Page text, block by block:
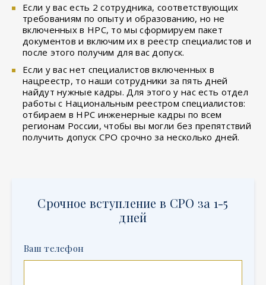
Если у вас есть 2 сотрудника, соответствующих
требованиям по опыту и образованию, но не
включенных в НРС, то мы сформируем пакет
документов и включим их в реестр специалистов и
после этого получим для вас допуск.
Если у вас нет специалистов включенных в
нацреестр, то наши сотрудники за пять дней
найдут нужные кадры. Для этого у нас есть отдел
работы с Национальным реестром специалистов:
отбираем в НРС инженерные кадры по всем
регионам России, чтобы вы могли без препятствий
получить допуск СРО срочно за несколько дней.
Срочное вступление в СРО за 1-5
дней
Ваш телефон